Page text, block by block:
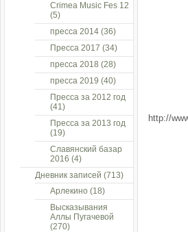
http://
Crimea Music Fes 12
(5)
пресса 2014 (36)
Пресса 2017 (34)
пресса 2018 (28)
пресса 2019 (40)
Пресса за 2012 год
(41)
Пресса за 2013 год
(19)
Славянский базар
2016 (4)
Дневник записей (713)
Арлекино (18)
Высказывания
Аллы Пугачевой
(270)